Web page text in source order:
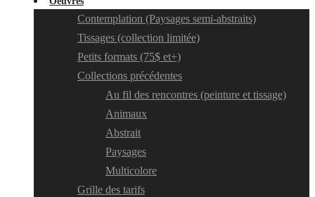
Contemplation (Paysages semi-abstraits)
Tissages (collection limitée)
Petits formats (75$ et+)
Collections précédentes
Au fil des rencontres (peinture et tissage)
Animaux
Abstrait
Paysages
Multicolore
Grille des tarifs